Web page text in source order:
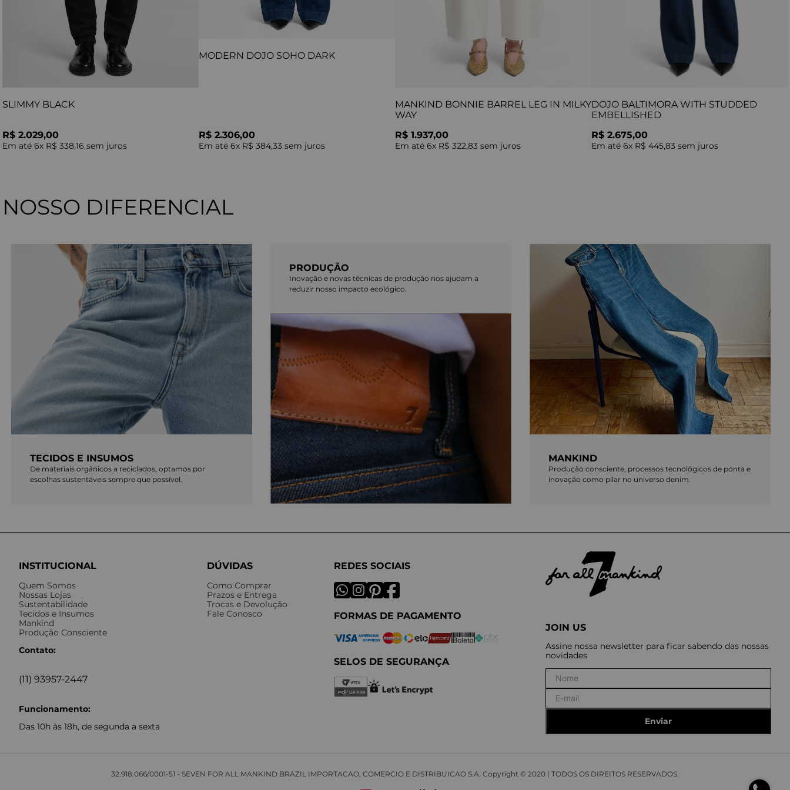
SLIMMY BLACK
R$ 2.029,00
Em até 6x R$ 338,16 sem juros
MODERN DOJO SOHO DARK
R$ 2.306,00
Em até 6x R$ 384,33 sem juros
MANKIND BONNIE BARREL LEG IN MILKY
WAY
R$ 1.937,00
Em até 6x R$ 322,83 sem juros
DOJO BALTIMORA WITH STUDDED
EMBELLISHED
R$ 2.675,00
Em até 6x R$ 445,83 sem juros
NOSSO DIFERENCIAL
TECIDOS E INSUMOS
De materiais orgânicos a reciclados, optamos por
escolhas sustentáveis sempre que possível.
PRODUÇÃO
Inovação e novas técnicas de produção nos ajudam a
reduzir nosso impacto ecológico.
MANKIND
Produção consciente, processos tecnológicos de ponta e
inovação como pilar no universo denim.
INSTITUCIONAL
Quem Somos
Nossas Lojas
Sustentabilidade
Tecidos e Insumos
Mankind
Produção Consciente
Contato:
(11) 93957-2447
Funcionamento:
Das 10h às 18h, de segunda a sexta
DÚVIDAS
Como Comprar
Prazos e Entrega
Trocas e Devolução
Fale Conosco
REDES SOCIAIS
FORMAS DE PAGAMENTO
SELOS DE SEGURANÇA
JOIN US
Assine nossa newsletter para ficar sabendo das nossas
novidades
Enviar
32.918.066/0001-51 - SEVEN FOR ALL MANKIND BRAZIL IMPORTACAO, COMERCIO E DISTRIBUICAO S.A. Copyright © 2020 | TODOS OS DIREITOS RESERVADOS.